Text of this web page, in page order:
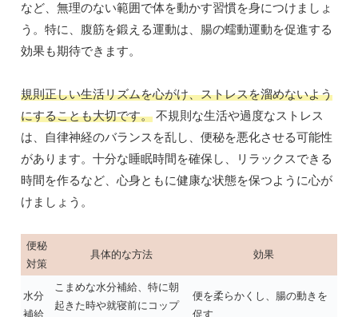
など、無理のない範囲で体を動かす習慣を身につけましょ
う。特に、腹筋を鍛える運動は、腸の蠕動運動を促進する
効果も期待できます。
規則正しい生活リズムを心がけ、ストレスを溜めないよう
にすることも大切です。 不規則な生活や過度なストレス
は、自律神経のバランスを乱し、便秘を悪化させる可能性
があります。十分な睡眠時間を確保し、リラックスできる
時間を作るなど、心身ともに健康な状態を保つように心が
けましょう。
便秘
対策
具体的な方法 効果
水分
補給
こまめな水分補給、特に朝
起きた時や就寝前にコップ
便を柔らかくし、腸の動きを
促す